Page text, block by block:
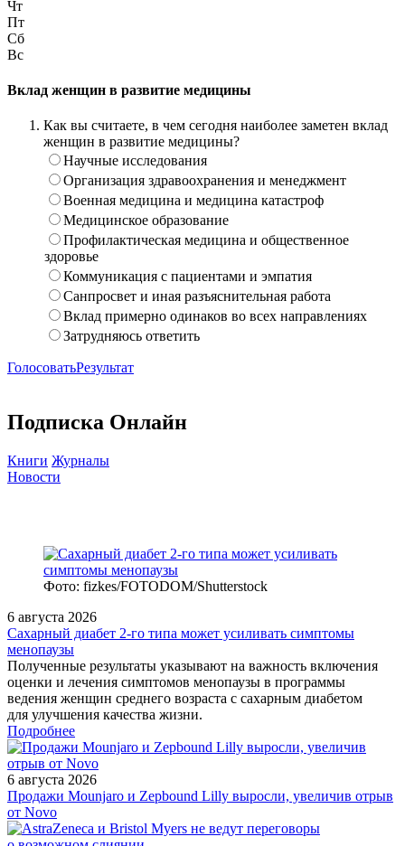
Чт
Пт
Сб
Вс
Вклад женщин в развитие медицины
Как вы считаете, в чем сегодня наиболее заметен вклад
женщин в развитие медицины?
Научные исследования
Организация здравоохранения и менеджмент
Военная медицина и медицина катастроф
Медицинское образование
Профилактическая медицина и общественное
здоровье
Коммуникация с пациентами и эмпатия
Санпросвет и иная разъяснительная работа
Вклад примерно одинаков во всех направлениях
Затрудняюсь ответить
ГолосоватьРезультат
Подписка Онлайн
Книги Журналы
Новости
Фото: fizkes/FOTODOM/Shutterstock
6 августа 2026
Сахарный диабет 2‑го типа может усиливать симптомы
менопаузы
Полученные результаты указывают на важность включения
оценки и лечения симптомов менопаузы в программы
ведения женщин среднего возраста с сахарным диабетом
для улучшения качества жизни.
Подробнее
6 августа 2026
Продажи Mounjaro и Zepbound Lilly выросли, увеличив отрыв
от Novo